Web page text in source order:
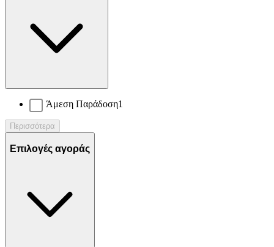
Άμεση Παράδοση1
Περισσότερα
Επιλογές αγοράς